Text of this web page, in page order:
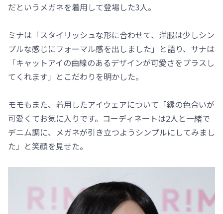
だというメガネを着用して登場した3人。
ミナは「スタイリッシュな形に合わせて、洋服は少しシン
プルな感じにフォーマル感を出しました」と語り、サナは
「キャットアイの曲線のあるデザインが可愛さをプラスし
てくれます」とこだわりを明かした。
モモもまた、着用したアイウェアについて「縁の色合いが
可愛くてお気に入りです。コーディネートは2人と一緒で
デニム調に、メガネが引き立つようシンプルにしてみまし
た」と笑顔を見せた。